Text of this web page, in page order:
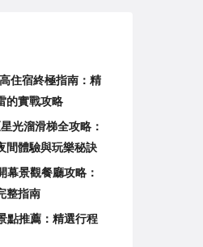
住宿終極指南：精
的實戰攻略
光溜滑梯全攻略：
間體驗與玩樂秘訣
幕景觀餐廳攻略：
整指南
點推薦：精選行程